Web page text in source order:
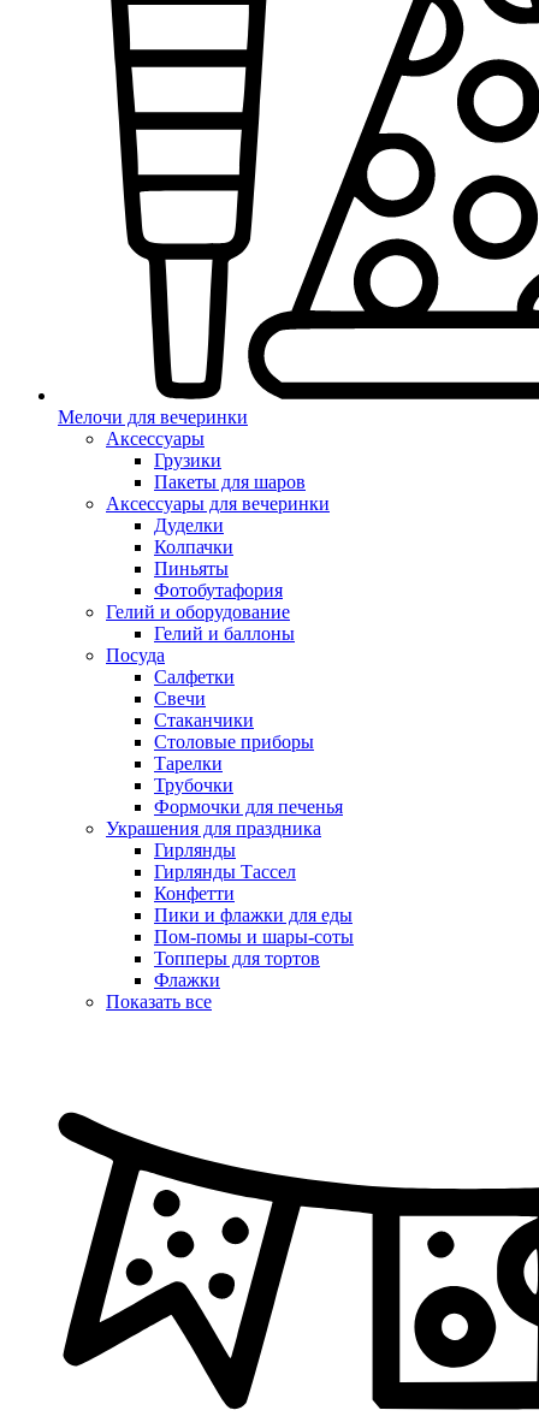
Мелочи для вечеринки
Аксессуары
Грузики
Пакеты для шаров
Аксессуары для вечеринки
Дуделки
Колпачки
Пиньяты
Фотобутафория
Гелий и оборудование
Гелий и баллоны
Посуда
Салфетки
Свечи
Стаканчики
Столовые приборы
Тарелки
Трубочки
Формочки для печенья
Украшения для праздника
Гирлянды
Гирлянды Тассел
Конфетти
Пики и флажки для еды
Пом-помы и шары-соты
Топперы для тортов
Флажки
Показать все